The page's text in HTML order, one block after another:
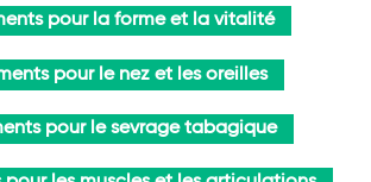
pour la forme et la vitalité
pour le nez et les oreilles
pour le sevrage tabagique